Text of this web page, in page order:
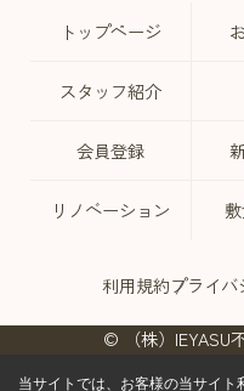
トップページ
スタッフ紹介
会員登録
リノベーション
利用規約プライ
© （株）IEYASU
当サイトでは、お客様の当サイト